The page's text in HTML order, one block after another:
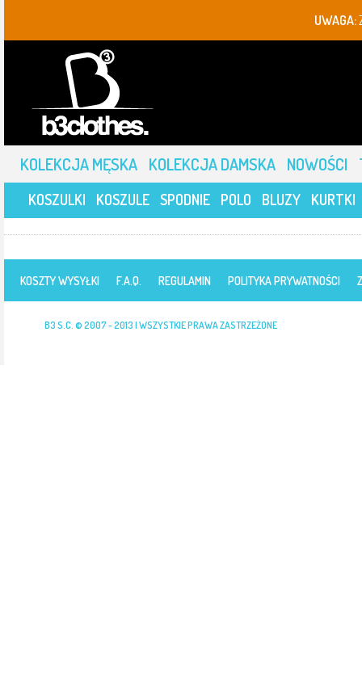
UWAGA:
KOLEKCJA MĘSKA KOLEKCJA DAMSKA NOWOŚCI
KOSZULKI KOSZULE SPODNIE POLO BLUZY KURTKI
KOSZTY WYSYŁKI F.A.Q. REGULAMIN POLITYKA PRYWATNOŚCI
B3 S.C. © 2007 - 2013 | WSZYSTKIE PRAWA ZASTRZEŻONE